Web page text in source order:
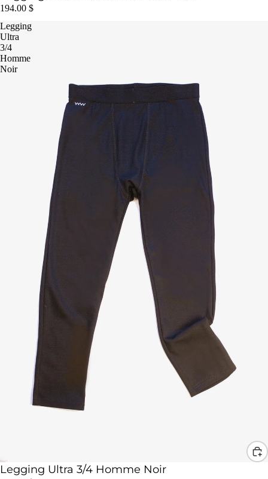
194.00 $
Legging
Ultra
3/4
Homme
Noir
Legging Ultra 3/4 Homme Noir